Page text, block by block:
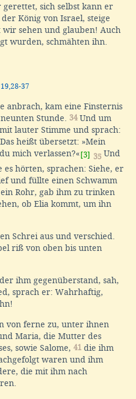
sich selbst kann er
König von Israel, steige
sehen und glauben! Auch
wurden, schmähten ihn.
37
anbrach, kam eine Finsternis
Stunde. 34Und um
lauter Stimme und sprach:
heißt übersetzt: »Mein
mich verlassen?« [3] 35 Und
hörten, sprachen: Siehe, er
und füllte einen Schwamm
Rohr, gab ihm zu trinken
ob Elia kommt, um ihn
Schrei aus und verschied.
riß von oben bis unten
ihm gegenüberstand, sah,
sprach er: Wahrhaftig,
von ferne zu, unter ihnen
Maria, die Mutter des
sowie Salome, 41 die ihm
waren und ihm
die mit ihm nach